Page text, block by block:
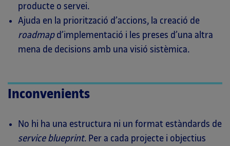
producte o servei.
Ajuda en la priorització d’accions, la creació de
roadmapd’implementació i les preses d’una altra
mena de decisions amb una visió sistèmica.
Inconvenients
No hi ha una estructura ni un format estàndards de
service blueprint. Per a cada projecte i objectius